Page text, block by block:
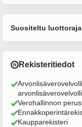
Suositeltu luottoraja
Rekisteritiedot
Verohallinnon
Kaupparekisteri